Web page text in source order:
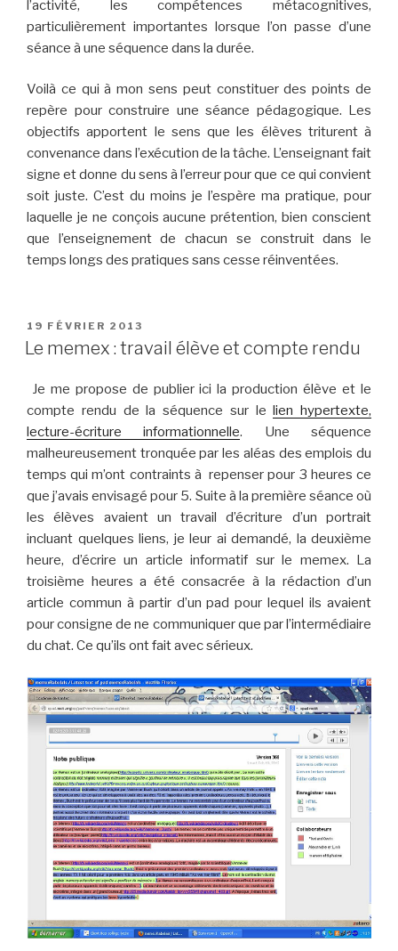
l’activité, les compétences métacognitives,
particulièrement importantes lorsque l’on passe d’une
séance à une séquence dans la durée.
Voilà ce qui à mon sens peut constituer des points de
repère pour construire une séance pédagogique. Les
objectifs apportent le sens que les élèves triturent à
convenance dans l’exécution de la tâche. L’enseignant fait
signe et donne du sens à l’erreur pour que ce qui convient
soit juste. C’est du moins je l’espère ma pratique, pour
laquelle je ne conçois aucune prétention, bien conscient
que l’enseignement de chacun se construit dans le
temps longs des pratiques sans cesse réinventées.
PUBLIÉ
LE
19 FÉVRIER 2013
Le memex : travail élève et compte rendu
Je me propose de publier ici la production élève et le
compte rendu de la séquence sur le
lien hypertexte,
lecture-écriture informationnelle. Une séquence
malheureusement tronquée par les aléas des emplois du
temps qui m’ont contraints à repenser pour 3 heures ce
que j’avais envisagé pour 5. Suite à la première séance où
les élèves avaient un travail d’écriture d’un portrait
incluant quelques liens, je leur ai demandé, la deuxième
heure, d’écrire un article informatif sur le memex. La
troisième heures a été consacrée à la rédaction d’un
article commun à partir d’un pad pour lequel ils avaient
pour consigne de ne communiquer que par l’intermédiaire
du chat. Ce qu’ils ont fait avec sérieux.